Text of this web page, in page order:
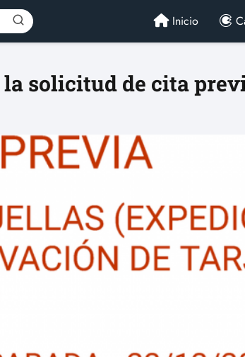
Inicio
solicitud de cita